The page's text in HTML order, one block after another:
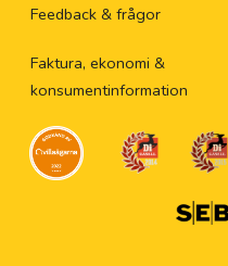
Feedback & frågor
Faktura, ekonomi &
konsumentinformation